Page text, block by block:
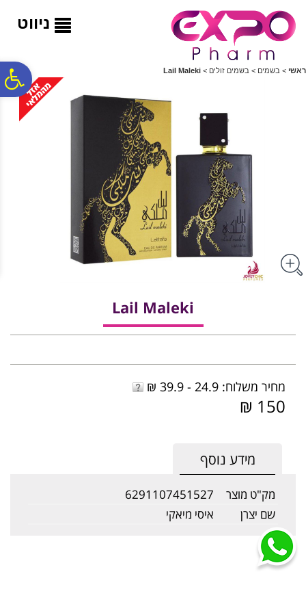
ניווט
ראשי > בשמים > בשמים זולים >
Lail Maleki
Lail Maleki
מחיר משלוח: 24.9 - 39.9 ₪
150 ₪
מידע נוסף
מק"ט מוצר
6291107451527
שם יצרן
איסי מיאקי